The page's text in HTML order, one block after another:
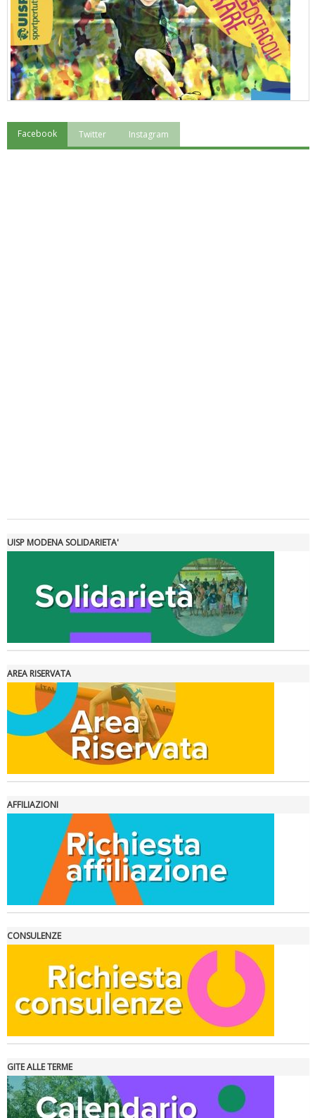
"Superare gli ostacoli": la relazione di Tiziano Pesce al CN Uisp
Tiziano Pesce a Radio InBlu2000 traccia il bilancio della stagione
Ddl Lobby, Uisp: “Il Parlamento valorizzi le nostre specificità"
Facebook Twitter Instagram
UISP MODENA SOLIDARIETA'
AREA RISERVATA
AFFILIAZIONI
CONSULENZE
GITE ALLE TERME